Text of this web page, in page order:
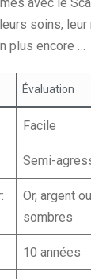
soins, leur
plus encore …
Évaluation
Facile
Semi-
Or, argent
sombres
10 années